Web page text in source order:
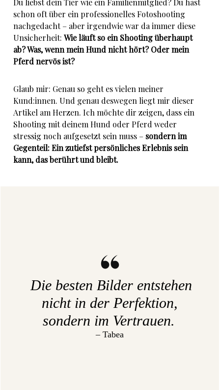
schon oft über ein professionelles Fotoshooting
nachgedacht – aber irgendwie war da immer diese
Unsicherheit:Wie läuft so ein Shooting überhaupt
ab? Was, wenn mein Hund nicht hört? Oder mein
Pferd nervös ist?
Glaub mir: Genau so geht es vielen meiner
Kund:innen. Und genau deswegen liegt mir dieser
Artikel am Herzen. Ich möchte dir zeigen, dass ein
Shooting mit deinem Hund oder Pferd weder
stressig noch aufgesetzt sein muss – sondern im
Gegenteil: Ein zutiefst persönliches Erlebnis sein
kann, das berührt und bleibt.
Die besten Bilder entstehen
nicht in der Perfektion,
sondern im Vertrauen.
– Tabea